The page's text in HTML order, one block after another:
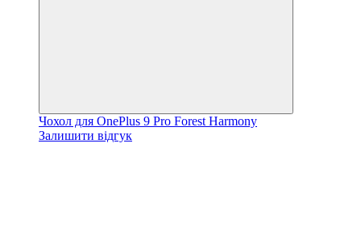
Чохол для OnePlus 9 Pro Forest Harmony
Залишити відгук